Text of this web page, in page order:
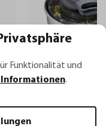
Set: Salatschleuder
Funktionalität und
Informationen.